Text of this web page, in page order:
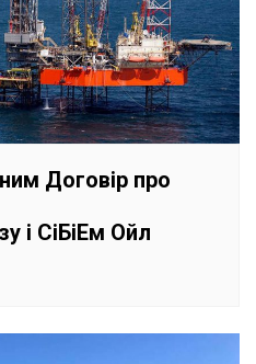
Договір про
і СіБіЕм Ойл